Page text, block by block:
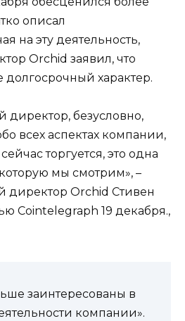
описал
на эту деятельность,
Orchid заявил, что
долгосрочный характер.
директор, безусловно,
всех аспектах компании,
торгуется, это одна
мы смотрим», –
директор Orchid Стивен
Cointelegraph 19 декабря.,
заинтересованы в
компании».